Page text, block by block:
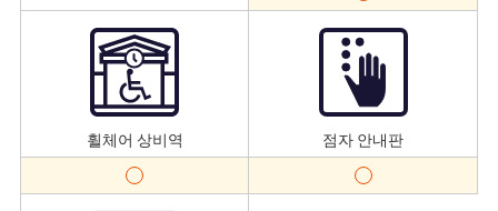
휠체어 상비역 점자 안내판